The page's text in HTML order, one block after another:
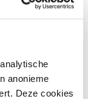
anonieme
Deze cookies